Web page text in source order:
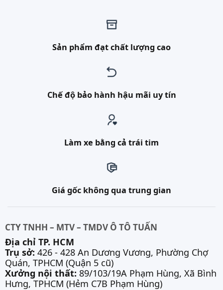
Sản phẩm đạt chất lượng cao
Chế độ bảo hành hậu mãi uy tín
Làm xe bằng cả trái tim
Giá gốc không qua trung gian
CTY TNHH – MTV – TMDV Ô TÔ TUẤN
Địa chỉ TP. HCM
Trụ sở: 426 - 428 An Dương Vương, Phường Chợ
Quán, TPHCM (Quận 5 cũ)
Xưởng nội thất: 89/103/19A Phạm Hùng, Xã Bình
Hưng, TPHCM (Hẻm C7B Phạm Hùng)